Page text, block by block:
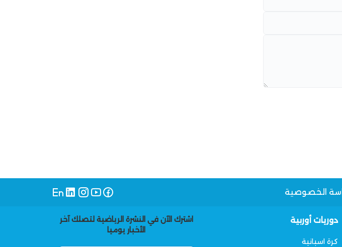
الخصوصية
دوريات أوربية
كرة اسبانية
اشترك الآن في النشرة الرياضية لتصلك آخر
الأخبار يوميا